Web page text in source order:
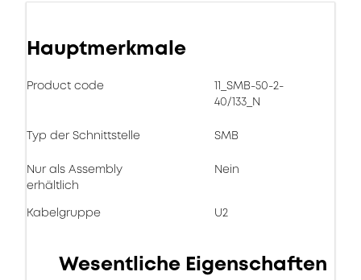
Hauptmerkmale
Product code
11_SMB-50-2-
40/133_N
Typ der Schnittstelle SMB
Nur als Assembly
erhältlich
Nein
Kabelgruppe U2
Wesentliche Eigenschaften